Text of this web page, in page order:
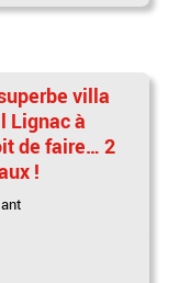
villa
Lignac à
de faire… 2
!